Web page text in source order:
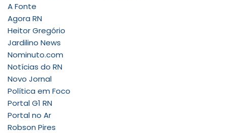
A Fonte
Agora RN
Heitor Gregório
Jardilino News
Nominuto.com
Notícias do RN
Novo Jornal
Política em Foco
Portal G1 RN
Portal no Ar
Robson Pires